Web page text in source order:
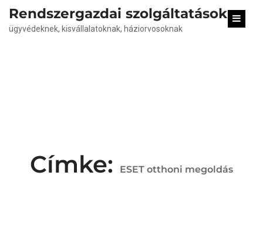
Rendszergazdai szolgáltatások
ügyvédeknek, kisvállalatoknak, háziorvosoknak
Címke: ESET otthoni megoldás